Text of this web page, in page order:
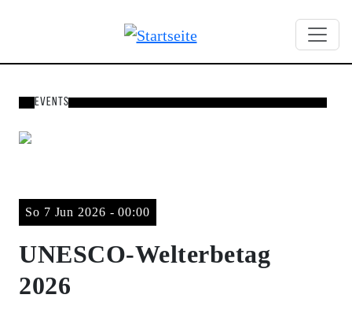
Events
So 7 Jun 2026 - 00:00
UNESCO-Welterbetag
2026